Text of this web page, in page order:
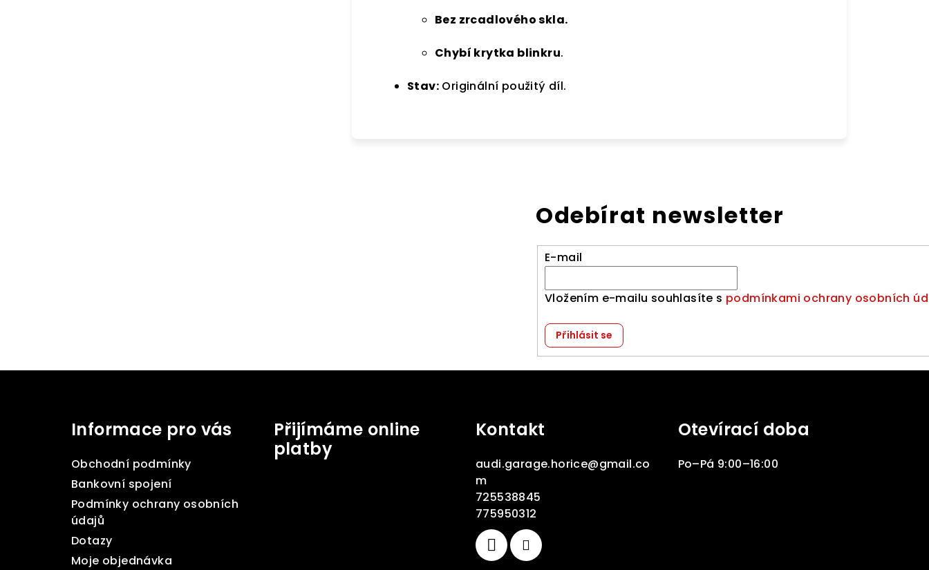
Bez zrcadlového skla.
Chybí krytka blinkru.
Stav: Originální použitý díl.
Odebírat newsletter
E-mail
Vložením e-mailu souhlasíte s podmínkami ochrany osobních
Přihlásit se
Informace pro vás
Obchodní podmínky
Bankovní spojení
Podmínky ochrany osobních
údajů
Dotazy
Moje objednávka
Přijímáme online
platby
Kontakt
audi.garage.horice@gmail.co
m
725538845
775950312
Otevírací doba
Po–Pá 9:00–16:00